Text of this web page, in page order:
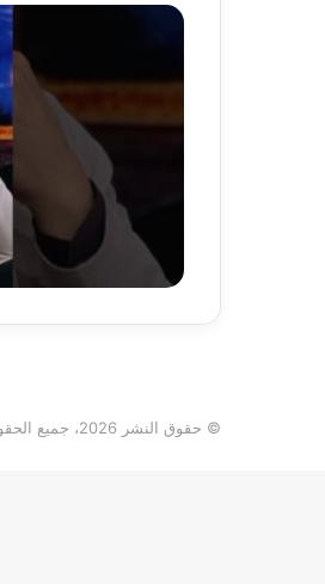
© حقوق النشر 2026، جميع الحقوق محفوظة |